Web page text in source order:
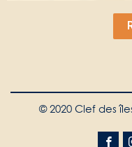
© 2020 Clef des